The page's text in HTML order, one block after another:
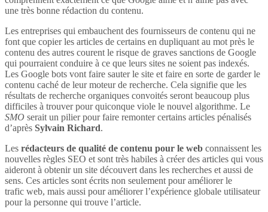
une très bonne rédaction du contenu.
Les entreprises qui embauchent des fournisseurs de contenu qui ne
font que copier les articles de certains en dupliquant au mot près le
contenu des autres courent le risque de graves sanctions de Google
qui pourraient conduire à ce que leurs sites ne soient pas indexés.
Les Google bots vont faire sauter le site et faire en sorte de garder le
contenu caché de leur moteur de recherche. Cela signifie que les
résultats de recherche organiques convoités seront beaucoup plus
difficiles à trouver pour quiconque viole le nouvel algorithme. Le
SMO serait un pilier pour faire remonter certains articles pénalisés
d’après Sylvain Richard.
Les rédacteurs de qualité de contenu pour le web connaissent les
nouvelles règles SEO et sont très habiles à créer des articles qui vous
aideront à obtenir un site découvert dans les recherches et aussi de
sens. Ces articles sont écrits non seulement pour améliorer le
trafic web, mais aussi pour améliorer l’expérience globale utilisateur
pour la personne qui trouve l’article.